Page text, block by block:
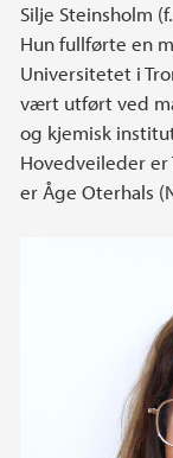
Silje Steinsholm
Hun fullførte en
Universitetet i
vært utført ved
og kjemisk
Hovedveileder er
er Åge Oterhals